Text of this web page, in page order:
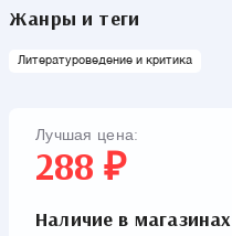
der Zwillingsbruder des Grand
Жанры и теги
Литературоведение и критика
Лучшая цена:
288 ₽
Наличие в магазинах